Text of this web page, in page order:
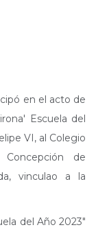
en el acto de
Escuela del
VI, al Colegio
de
vinculao a la
del Año 2023"